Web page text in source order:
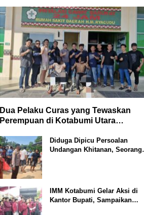
Dua Pelaku Curas yang Tewaskan
Perempuan di Kotabumi Utara
Ekonomi
Diduga Dipicu Persoalan
Undangan Khitanan, Seorang
IMM Kotabumi Gelar Aksi di
Kantor Bupati, Sampaikan